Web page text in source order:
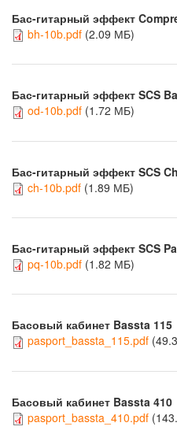
Бас-гитарный эффект
bh-10b.pdf (2.09 МБ)
Бас-гитарный эффект SCS
od-10b.pdf (1.72 МБ)
Бас-гитарный эффект SCS
ch-10b.pdf (1.89 МБ)
Бас-гитарный эффект SCS
pq-10b.pdf (1.82 МБ)
Басовый кабинет Bassta 115
pasport_bassta_115.pdf
Басовый кабинет Bassta 410
pasport_bassta_410.pdf